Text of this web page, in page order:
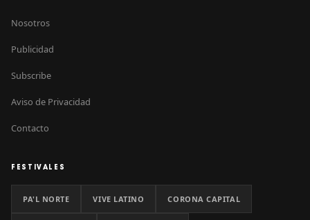
Nosotros
Publicidad
Subscribe
Aviso de Privacidad
Contacto
FESTIVALES
PA'L NORTE VIVE LATINO CORONA CAPITAL